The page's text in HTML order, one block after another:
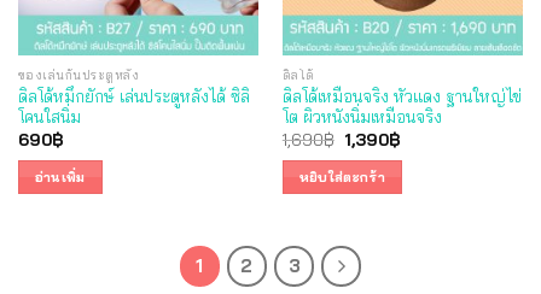
ของเล่นก้นประตูหลัง
ดิลโด้หมึกยักษ์ เล่นประตูหลังได้ ซิลิ
โคนใสนิ่ม
690฿
อ่านเพิ่ม
ดิลโด้
ดิลโด้เหมือนจริง หัวแดง ฐานใหญ่ไข่
โต ผิวหนังนิ่มเหมือนจริง
1,690฿ Original
price
was:
1,690฿.
1,390฿Current
หยิบใส่ตะกร้า
1 2 3